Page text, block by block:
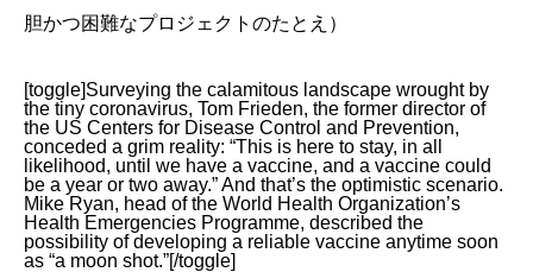
胆かつ困難なプロジェクトのたとえ）
[toggle]Surveying the calamitous landscape wrought by
the tiny coronavirus, Tom Frieden, the former director of
the US Centers for Disease Control and Prevention,
conceded a grim reality: “This is here to stay, in all
likelihood, until we have a vaccine, and a vaccine could
be a year or two away.” And that’s the optimistic scenario.
Mike Ryan, head of the World Health Organization’s
Health Emergencies Programme, described the
possibility of developing a reliable vaccine anytime soon
as “a moon shot.”[/toggle]